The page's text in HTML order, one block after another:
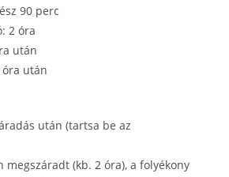
90 perc
2 óra
után
után
után (tartsa be az
megszáradt (kb. 2 óra), a folyékony